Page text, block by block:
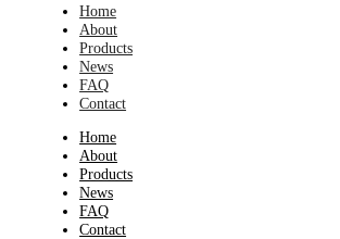
Home
About
Products
News
FAQ
Contact
Home
About
Products
News
FAQ
Contact